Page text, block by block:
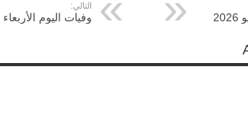
التالي:
وفيات اليوم الأربعاء 10 يونيو 2026